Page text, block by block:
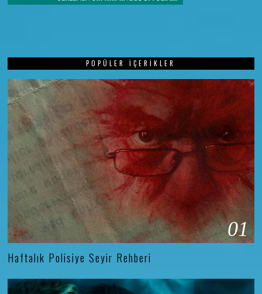
POPÜLER İÇERIKLER
01
Haftalık Polisiye Seyir Rehberi